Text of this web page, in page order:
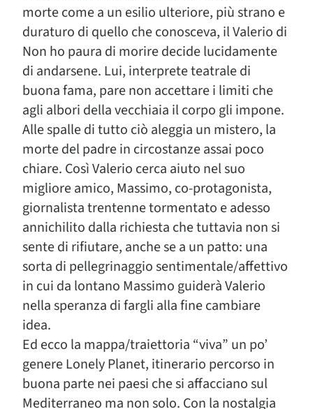
morte come a un esilio ulteriore, più strano e
duraturo di quello che conosceva, il Valerio di
Non ho paura di morire decide lucidamente
di andarsene. Lui, interprete teatrale di
buona fama, pare non accettare i limiti che
agli albori della vecchiaia il corpo gli impone.
Alle spalle di tutto ciò aleggia un mistero, la
morte del padre in circostanze assai poco
chiare. Così Valerio cerca aiuto nel suo
migliore amico, Massimo, co-protagonista,
giornalista trentenne tormentato e adesso
annichilito dalla richiesta che tuttavia non si
sente di rifiutare, anche se a un patto: una
sorta di pellegrinaggio sentimentale/affettivo
in cui da lontano Massimo guiderà Valerio
nella speranza di fargli alla fine cambiare
idea.
Ed ecco la mappa/traiettoria “viva” un po’
genere Lonely Planet, itinerario percorso in
buona parte nei paesi che si affacciano sul
Mediterraneo ma non solo. Con la nostalgia